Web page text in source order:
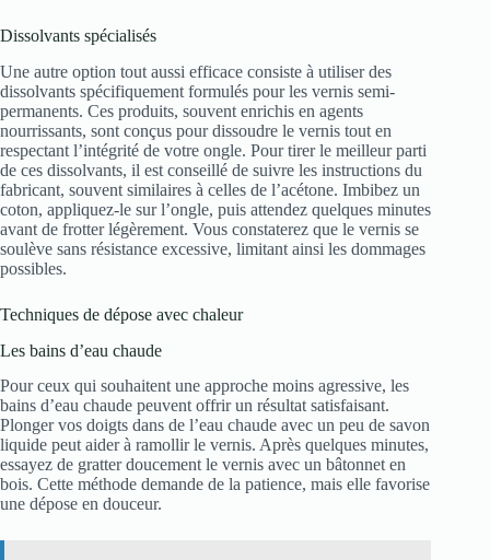
Dissolvants spécialisés
Une autre option tout aussi efficace consiste à utiliser des
dissolvants spécifiquement formulés pour les vernis semi-
permanents. Ces produits, souvent enrichis en agents
nourrissants, sont conçus pour dissoudre le vernis tout en
respectant l’intégrité de votre ongle. Pour tirer le meilleur parti
de ces dissolvants, il est conseillé de suivre les instructions du
fabricant, souvent similaires à celles de l’acétone. Imbibez un
coton, appliquez-le sur l’ongle, puis attendez quelques minutes
avant de frotter légèrement. Vous constaterez que le vernis se
soulève sans résistance excessive, limitant ainsi les dommages
possibles.
Techniques de dépose avec chaleur
Les bains d’eau chaude
Pour ceux qui souhaitent une approche moins agressive, les
bains d’eau chaude peuvent offrir un résultat satisfaisant.
Plonger vos doigts dans de l’eau chaude avec un peu de savon
liquide peut aider à ramollir le vernis. Après quelques minutes,
essayez de gratter doucement le vernis avec un bâtonnet en
bois. Cette méthode demande de la patience, mais elle favorise
une dépose en douceur.